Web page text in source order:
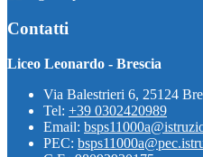
Contatti
Liceo Leonardo - Brescia
Via Balestrieri 6, 25124
Tel: +39 0302420989
Email:
PEC: